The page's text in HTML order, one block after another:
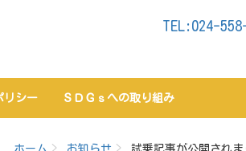
TEL:024-
リシー ＳＤＧｓへの取り組み
ホーム お知らせ 試乗記事が公開されま